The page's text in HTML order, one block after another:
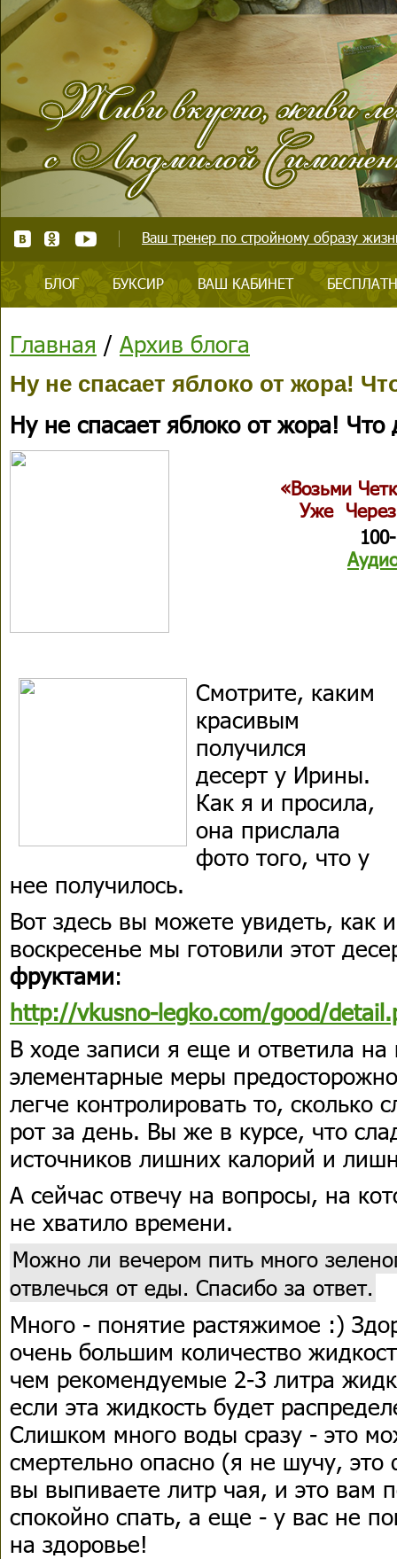
Ваш тренер по стройному образу
БЛОГ БУКСИР ВАШ КАБИНЕТ
Главная / Архив блога
Ну не спасает яблоко от жора!
Ну не спасает яблоко от жора! Что
«Возьми
Уже
Смотрите, каким
красивым
получился
десерт у Ирины.
Как я и просила,
она прислала
фото того, что у
нее получилось.
Вот здесь вы можете увидеть, как
воскресенье мы готовили этот
фруктами:
http://vkusno-legko.com/good/
В ходе записи я еще и ответила
элементарные меры
легче контролировать то, сколько
рот за день. Вы же в курсе, что
источников лишних калорий и
А сейчас отвечу на вопросы, на
не хватило времени.
Можно ли вечером пить много
отвлечься от еды. Спасибо за ответ.
Много - понятие растяжимое :)
очень большим количество
чем рекомендуемые 2-3 литра
если эта жидкость будет
Слишком много воды сразу - это
смертельно опасно (я не шучу,
вы выпиваете литр чая, и это вам
спокойно спать, а еще - у вас не
на здоровье!